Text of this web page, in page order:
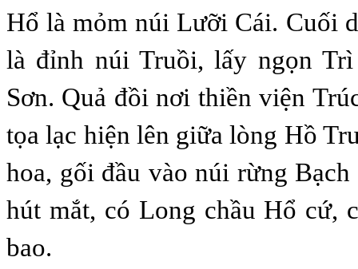
Hổ là mỏm núi Lưỡi Cái. Cuối
là đỉnh núi Truồi, lấy ngọn
Sơn. Quả đồinơi thiền viện
tọa lạc hiện lên giữa lòng Hồ
hoa, gối đầu vào núi rừng
hút mắt, có Long chầu Hổ cứ,
bao.